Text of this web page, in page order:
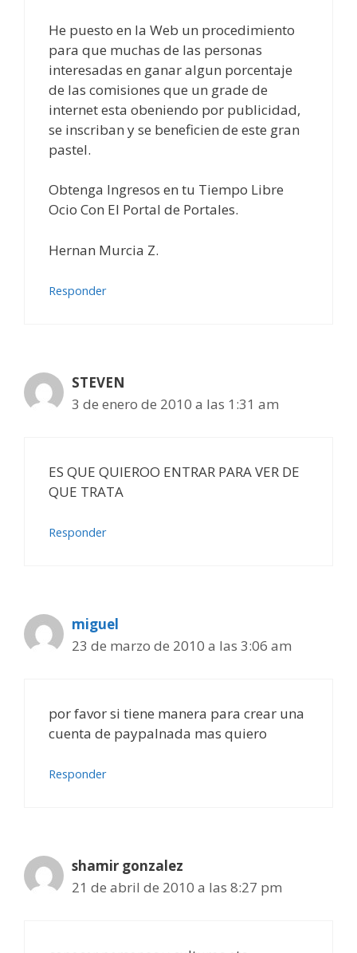
He puesto en la Web un procedimiento
para que muchas de las personas
interesadas en ganar algun porcentaje
de las comisiones que un grade de
internet esta obeniendo por publicidad,
se inscriban y se beneficien de este gran
pastel.
Obtenga Ingresos en tu Tiempo Libre
Ocio Con El Portal de Portales.
Hernan Murcia Z.
Responder
STEVEN
3 de enero de 2010 a las 1:31 am
ES QUE QUIEROO ENTRAR PARA VER DE
QUE TRATA
Responder
miguel
23 de marzo de 2010 a las 3:06 am
por favor si tiene manera para crear una
cuenta de paypalnada mas quiero
Responder
shamir gonzalez
21 de abril de 2010 a las 8:27 pm